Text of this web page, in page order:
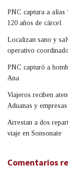
PNC captura a alias
120 años de cárcel
Localizan sano y
operativo
PNC capturó a
Ana
Viajeros reciben
Aduanas y
Arrestan a dos
viaje en Sonsonate
Comentarios